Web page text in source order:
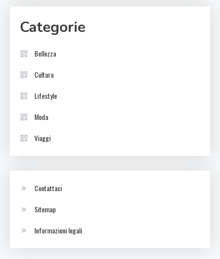
Categorie
Bellezza
Cultura
Lifestyle
Moda
Viaggi
Contattaci
Sitemap
Informazioni legali